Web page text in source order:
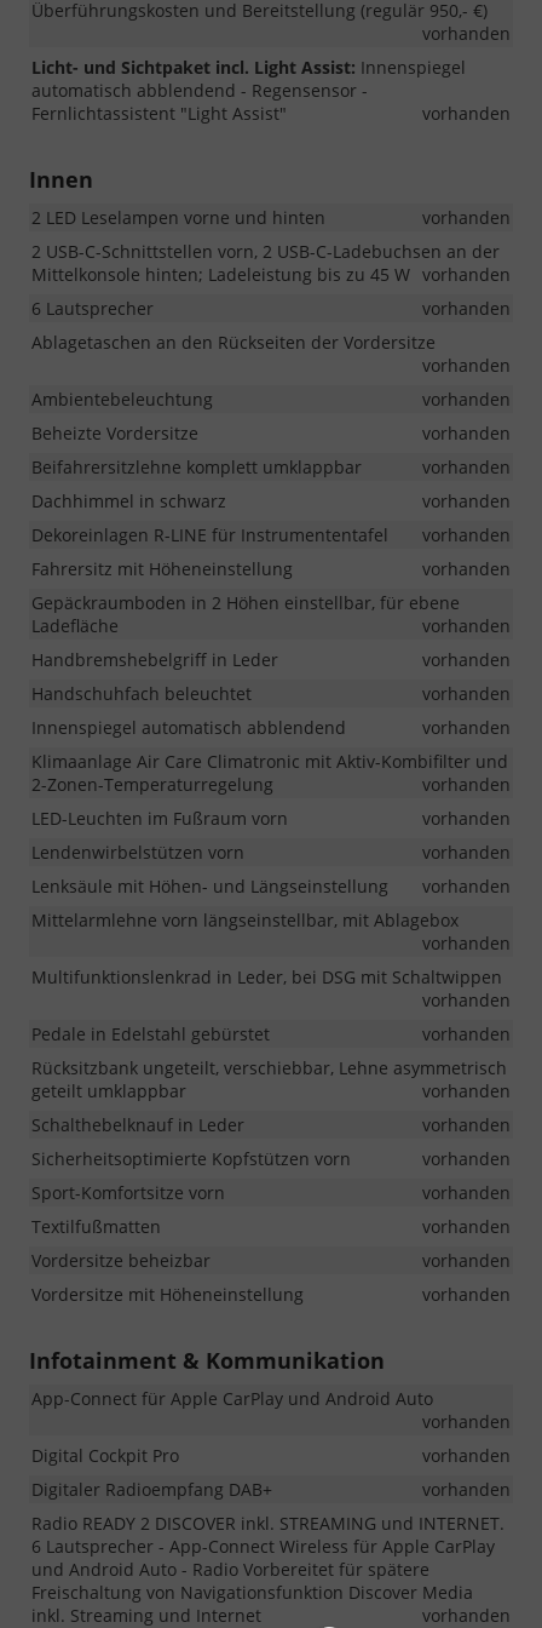
Überführungskosten und Bereitstellung (regulär 950,- €)
vorhanden
Licht- und Sichtpaket incl. Light Assist: Innenspiegel
automatisch abblendend - Regensensor -
Fernlichtassistent "Light Assist"
vorhanden
Innen
2 LED Leselampen vorne und hinten
vorhanden
2 USB-C-Schnittstellen vorn, 2 USB-C-Ladebuchsen an der
Mittelkonsole hinten; Ladeleistung bis zu 45 W vorhanden
6 Lautsprecher
vorhanden
Ablagetaschen an den Rückseiten der Vordersitze
vorhanden
Ambientebeleuchtung
vorhanden
Beheizte Vordersitze
vorhanden
Beifahrersitzlehne komplett umklappbar
vorhanden
Dachhimmel in schwarz
vorhanden
Dekoreinlagen R-LINE für Instrumententafel
vorhanden
Fahrersitz mit Höheneinstellung
vorhanden
Gepäckraumboden in 2 Höhen einstellbar, für ebene
Ladefläche
vorhanden
Handbremshebelgriff in Leder
vorhanden
Handschuhfach beleuchtet
vorhanden
Innenspiegel automatisch abblendend
vorhanden
Klimaanlage Air Care Climatronic mit Aktiv-Kombifilter und
2-Zonen-Temperaturregelung
vorhanden
LED-Leuchten im Fußraum vorn
vorhanden
Lendenwirbelstützen vorn
vorhanden
Lenksäule mit Höhen- und Längseinstellung
vorhanden
Mittelarmlehne vorn längseinstellbar, mit Ablagebox
vorhanden
Multifunktionslenkrad in Leder, bei DSG mit Schaltwippen
vorhanden
Pedale in Edelstahl gebürstet
vorhanden
Rücksitzbank ungeteilt, verschiebbar, Lehne asymmetrisch
geteilt umklappbar
vorhanden
Schalthebelknauf in Leder
vorhanden
Sicherheitsoptimierte Kopfstützen vorn
vorhanden
Sport-Komfortsitze vorn
vorhanden
Textilfußmatten
vorhanden
Vordersitze beheizbar
vorhanden
Vordersitze mit Höheneinstellung
vorhanden
Infotainment & Kommunikation
App-Connect für Apple CarPlay und Android Auto
vorhanden
Digital Cockpit Pro
vorhanden
Digitaler Radioempfang DAB+
vorhanden
Radio READY 2 DISCOVER inkl. STREAMING und INTERNET.
6 Lautsprecher - App-Connect Wireless für Apple CarPlay
und Android Auto - Radio Vorbereitet für spätere
Freischaltung von Navigationsfunktion Discover Media
inkl. Streaming und Internet
vorhanden